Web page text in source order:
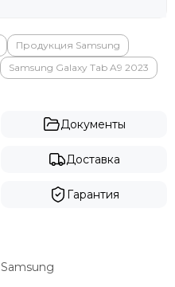
Продукция Samsung
Samsung Galaxy Tab A9 2023
Документы
Доставка
Гарантия
Samsung